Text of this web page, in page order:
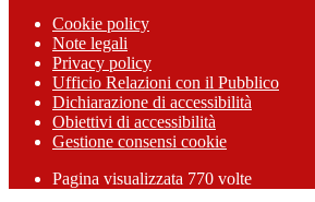
Cookie policy
Note legali
Privacy policy
Ufficio Relazioni con il Pubblico
Dichiarazione di accessibilità
Obiettivi di accessibilità
Gestione consensi cookie
Pagina visualizzata 770 volte